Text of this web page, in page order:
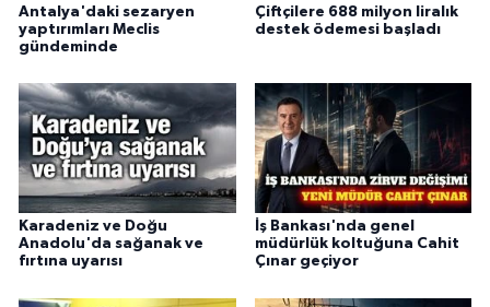
Antalya'daki sezaryen
yaptırımları Meclis
gündeminde
Çiftçilere 688 milyon liralık
destek ödemesi başladı
Karadeniz ve Doğu
Anadolu'da sağanak ve
fırtına uyarısı
İş Bankası'nda genel
müdürlük koltuğuna Cahit
Çınar geçiyor